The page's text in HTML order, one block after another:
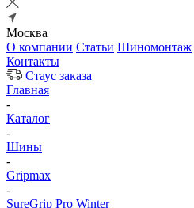
Москва
О компании Статьи Шиномонтаж
Контакты
Стаус заказа
Главная
-
Каталог
-
Шины
-
Gripmax
-
SureGrip Pro Winter